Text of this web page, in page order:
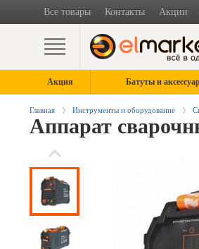
Все товары Контакты Акции
Акция Батуты и
Главная Инструменты и оборудование
Аппарат